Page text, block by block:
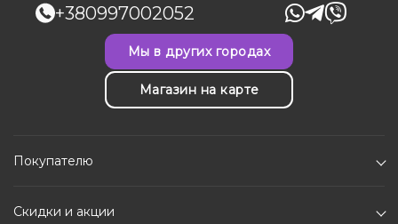
+380997002052
Мы в других городах
Магазин на карте
Покупателю
Скидки и акции